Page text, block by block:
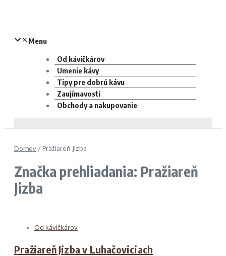
Menu
Od kávičkárov
Umenie kávy
Tipy pre dobrú kávu
Zaujímavosti
Obchody a nakupovanie
Domov / Pražiareň Jizba
Značka prehliadania: Pražiareň
Jizba
Od kávičkárov
Pražiareň Jizba v Luhačoviciach